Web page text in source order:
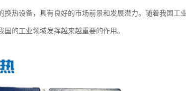
热设备，具有良好的市场前景和发展潜力。随着我国工
的工业领域发挥越来越重要的作用。